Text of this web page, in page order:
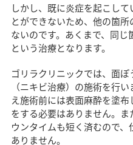
しかし、既に炎症を起こし
とができないため、他の箇
ないのです。あくまで、同
という治療となります。
ゴリラクリニックでは、面
（ニキビ治療）の施術を行
え施術前には表面麻酔を塗
をする必要はありません。
ウンタイムも短く済むので
ありません。